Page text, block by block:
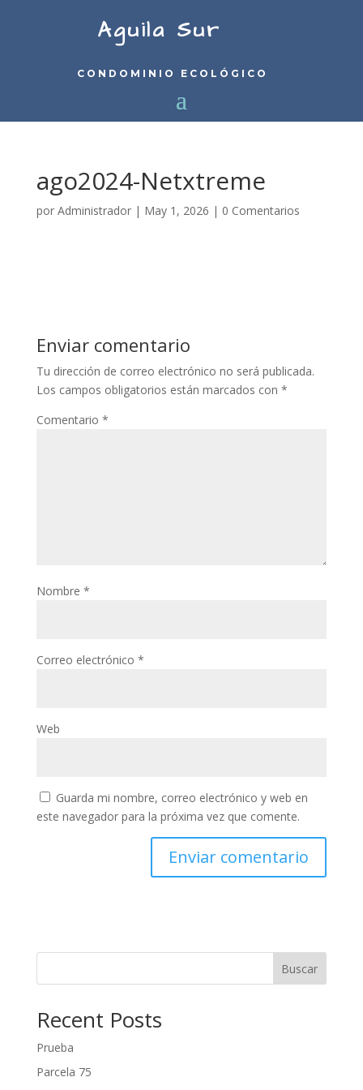
Aguila Sur
CONDOMINIO ECOLÓGICO
ago2024-Netxtreme
por Administrador| May 1, 2026 | 0 Comentarios
Enviar comentario
Tu dirección de correo electrónico no será publicada.
Los campos obligatorios están marcados con *
Comentario *
Nombre *
Correo electrónico *
Web
Guarda mi nombre, correo electrónico y web en
este navegador para la próxima vez que comente.
Buscar
Recent Posts
Prueba
Parcela 75